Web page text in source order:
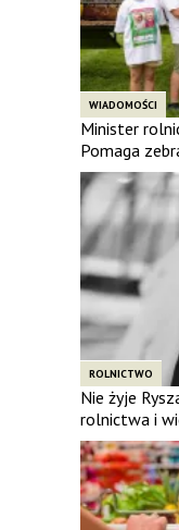
WIADOMOŚCI
Minister
Pomaga
ROLNICTWO
Nie żyje
rolnictwa i